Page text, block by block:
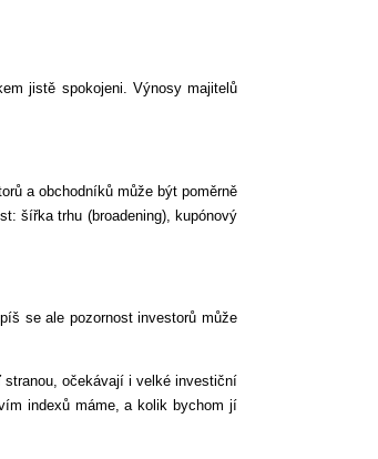
jistě spokojeni. Výnosy majitelů
a obchodníků může být poměrně
šířka trhu (broadening), kupónový
se ale pozornost investorů může
očekávají i velké investiční
indexů máme, a kolik bychom jí